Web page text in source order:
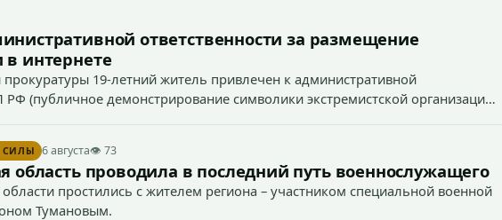
ответственности за размещение
в интернете
19-летний житель привлечен к административной
РФ (публичное демонстрирование символики экстремистской организации,
СИЛЫ 6 августа👁 73
область проводила в последний путь военнослужащего
простились с жителем региона – участником специальной военной
Тумановым.